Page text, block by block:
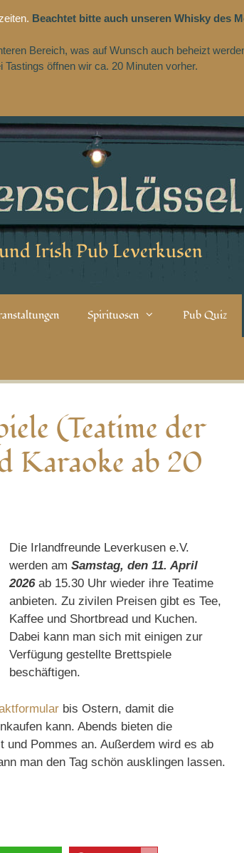
Beachtet bitte auch unseren Whisky des
Bereich, was auf Wunsch auch beheizt
öffnen wir ca. 20 Minuten vorher.
Irish Pub Leverkusen
Spirituosen Pub Quiz
(Teatime der
Karaoke ab 20
Die Irlandfreunde Leverkusen e.V.
werden am Samstag, den 11. April
2026 ab 15.30 Uhr wieder ihre Teatime
anbieten. Zu zivilen Preisen gibt es Tee,
Kaffee und Shortbread und Kuchen.
Dabei kann man sich mit einigen zur
Verfügung gestellte Brettspiele
beschäftigen.
bis Ostern, damit die
kann. Abends bieten die
Pommes an. Außerdem wird es ab
man den Tag schön ausklingen lassen.